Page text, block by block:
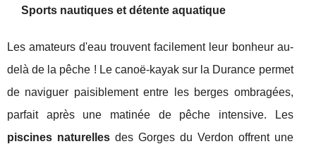
Sports nautiques et détente aquatique
Les amateurs d'eau trouvent facilement leur bonheur au-
delà de la pêche ! Le canoë-kayak sur la Durance permet
de naviguer paisiblement entre les berges ombragées,
parfait après une matinée de pêche intensive. Les
piscines naturellesdes Gorges du Verdon offrent une